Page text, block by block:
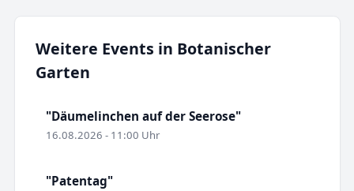
Weitere Events in Botanischer
Garten
"Däumelinchen auf der Seerose"
16.08.2026 - 11:00 Uhr
"Patentag"